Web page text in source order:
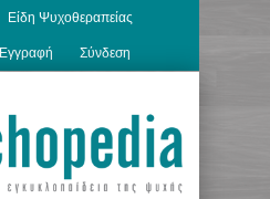
Είδη Ψυχοθεραπείας
Εγγραφή Σύνδεση